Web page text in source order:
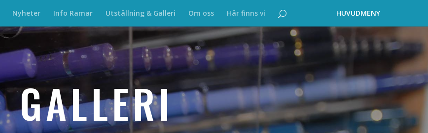
Nyheter Info Ramar Utställning & Galleri Om oss Här finns vi
GALLERI